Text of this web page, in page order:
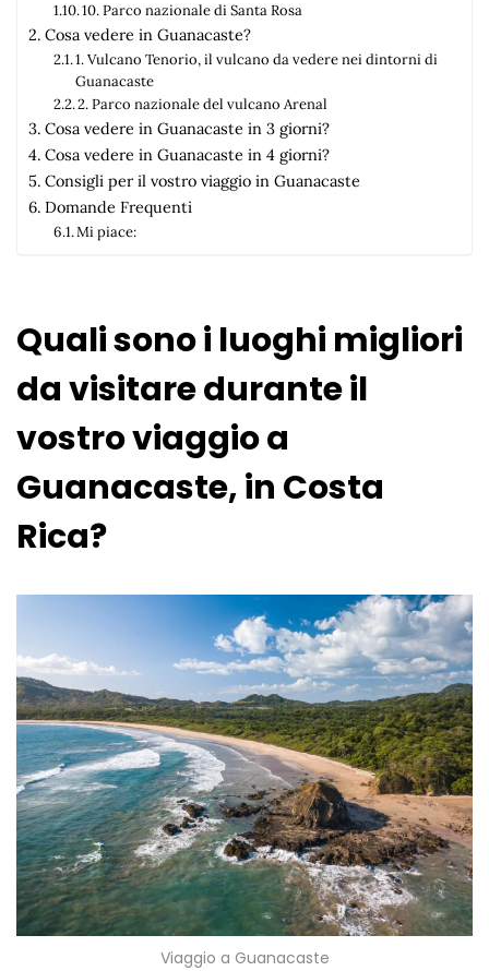
10. Parco nazionale di Santa Rosa
Cosa vedere in Guanacaste?
1. Vulcano Tenorio, il vulcano da vedere nei dintorni di
Guanacaste
2. Parco nazionale del vulcano Arenal
Cosa vedere in Guanacaste in 3 giorni?
Cosa vedere in Guanacaste in 4 giorni?
Consigli per il vostro viaggio in Guanacaste
Domande Frequenti
Mi piace:
Quali sono i luoghi migliori
da visitare durante il
vostro viaggio a
Guanacaste, in Costa
Rica?
Viaggio a Guanacaste